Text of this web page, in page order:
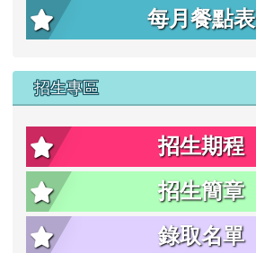
每月餐點表
招生專區
招生期程
招生簡章
錄取名單